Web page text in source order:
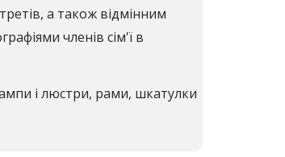
а також відмінним
членів сім'ї в
і люстри, рами, шкатулки